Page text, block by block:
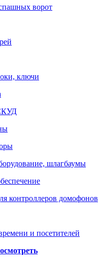
ворот
ключи
шлагбаумы
контроллеров домофонов
и посетителей